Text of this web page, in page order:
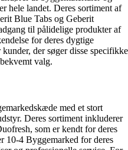
hele landet. Deres sortiment af
Blue Tabs og Geberit
til pålidelige produkter af
for deres dygtige
der søger disse specifikke
valg.
med et stort
Deres sortiment inkluderer
som er kendt for deres
10-4 Byggemarked for deres